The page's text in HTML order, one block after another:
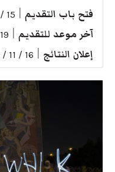
فتح باب التقديم 15 / 4 / 2026
آخر موعد للتقديم 19 / 6 / 2026
إعلان النتائج 16 / 11 / 2026